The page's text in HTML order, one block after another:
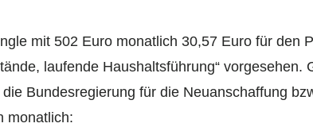
mit 502 Euro monatlich 30,57 Euro für den
laufende Haushaltsführung“ vorgesehen.
Bundesregierung für die Neuanschaffung
monatlich: